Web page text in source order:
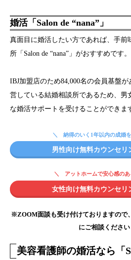
婚活「Salon de “nana”」
真面目に婚活したい方であれば、手前
所「Salon de “nana”」がおすすめです。
IBJ加盟店のため84,000名の会員基盤
営している結婚相談所であるため、男
な婚活サポートを受けることができま
納得のいく1年以内の成婚
男性向け無料カウンセリ
アットホームで安心感の
女性向け無料カウンセリ
※ZOOM面談も受け付けておりますので
にご相談くださ
美容看護師の婚活なら「